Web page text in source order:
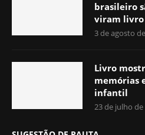
brasileiro
viram
3 de agosto
Livro
memórias
infantil
23 de julho de